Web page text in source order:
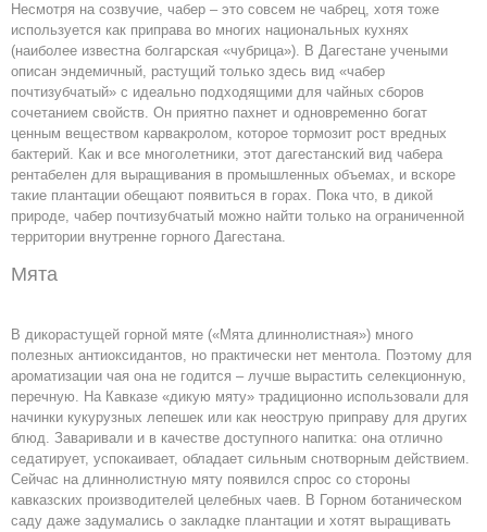
Несмотря на созвучие, чабер – это совсем не чабрец, хотя тоже
используется как приправа во многих национальных кухнях
(наиболее известна болгарская «чубрица»). В Дагестане учеными
описан эндемичный, растущий только здесь вид «чабер
почтизубчатый» с идеально подходящими для чайных сборов
сочетанием свойств. Он приятно пахнет и одновременно богат
ценным веществом карвакролом, которое тормозит рост вредных
бактерий. Как и все многолетники, этот дагестанский вид чабера
рентабелен для выращивания в промышленных объемах, и вскоре
такие плантации обещают появиться в горах. Пока что, в дикой
природе, чабер почтизубчатый можно найти только на ограниченной
территории внутренне горного Дагестана.
Мята
В дикорастущей горной мяте («Мята длиннолистная») много
полезных антиоксидантов, но практически нет ментола. Поэтому для
ароматизации чая она не годится – лучше вырастить селекционную,
перечную. На Кавказе «дикую мяту» традиционно использовали для
начинки кукурузных лепешек или как неострую приправу для других
блюд. Заваривали и в качестве доступного напитка: она отлично
седатирует, успокаивает, обладает сильным снотворным действием.
Сейчас на длиннолистную мяту появился спрос со стороны
кавказских производителей целебных чаев. В Горном ботаническом
саду даже задумались о закладке плантации и хотят выращивать